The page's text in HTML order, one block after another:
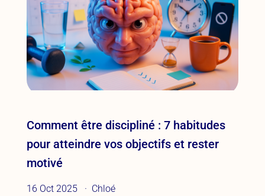
Comment être discipliné : 7 habitudes
pour atteindre vos objectifs et rester
motivé
16 Oct 2025 Chloé